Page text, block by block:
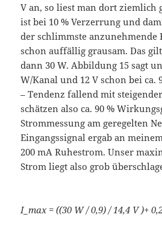
V an, so liest man dort ziemlich
ist bei 10 % Verzerrung und
der schlimmste anzunehmende
schon auffällig grausam. Das
dann 30 W. Abbildung 15 sagt
W/Kanal und 12 V schon bei ca.
– Tendenz fallend mit
schätzen also ca. 90 %
Strommessung am geregelten
Eingangssignal ergab an
200 mA Ruhestrom. Unser
Strom liegt also grob
I_max = ((30 W / 0,9) / 14,4 V )+